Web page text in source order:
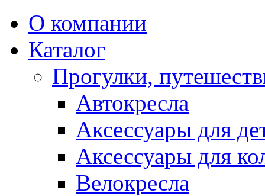
О компании
Каталог
Прогулки,
Автокресла
Аксессуары для
Аксессуары для
Велокресла